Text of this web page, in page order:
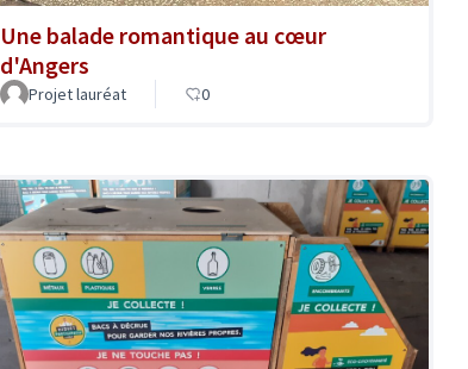
Une balade romantique au cœur
d'Angers
Projet lauréat 0